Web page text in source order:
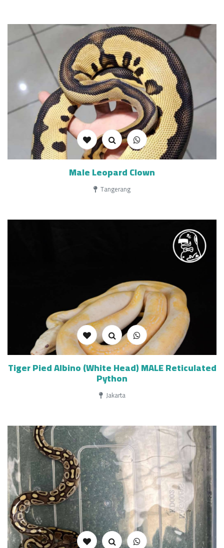
Male Leopard Clown
Tangerang
Tiger Pied Albino (White Head) MALE Reticulated
Python
Jakarta